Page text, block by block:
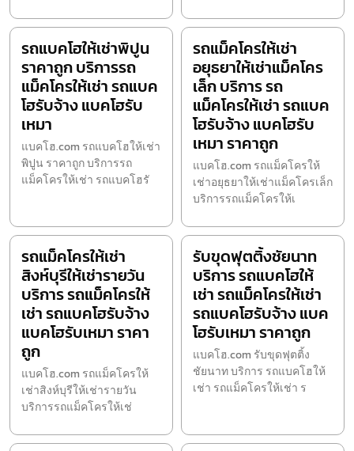
รถแบคโฮให้เช่าพิปูน
ราคาถูก บริการรถ
แม็คโครให้เช่า รถแบค
โฮรับจ้าง แบคโฮรับ
เหมา
แบคโฮ.com รถแบคโฮให้เช่า
พิปูน ราคาถูก บริการรถ
แม็คโครให้เช่า รถแบคโฮรั
รถแม็คโครให้เช่า
อยุธยาให้เช่าแม็คโคร
เล็ก บริการ รถ
แม็คโครให้เช่า รถแบค
โฮรับจ้าง แบคโฮรับ
เหมา ราคาถูก
แบคโฮ.com รถแม็คโครให้
เช่าอยุธยาให้เช่าแม็คโครเล็ก
บริการรถแม็คโครให้เ
รถแม็คโครให้เช่า
สิงห์บุรีให้เช่ารายวัน
บริการ รถแม็คโครให้
เช่า รถแบคโฮรับจ้าง
แบคโฮรับเหมา ราคา
ถูก
แบคโฮ.com รถแม็คโครให้
เช่าสิงห์บุรีให้เช่ารายวัน
บริการรถแม็คโครให้เช่
รับขุดฟุตติ้งชัยนาท
บริการ รถแบคโฮให้
เช่า รถแม็คโครให้เช่า
รถแบคโฮรับจ้าง แบค
โฮรับเหมา ราคาถูก
แบคโฮ.com รับขุดฟุตติ้ง
ชัยนาท บริการ รถแบคโฮให้
เช่า รถแม็คโครให้เช่า ร